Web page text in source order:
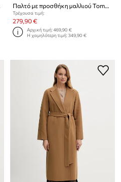
Τρέχουσα τιμή:
279,90 €
Αρχική τιμή:469,90 €
Η χαμηλότερη τιμή:349,90 €